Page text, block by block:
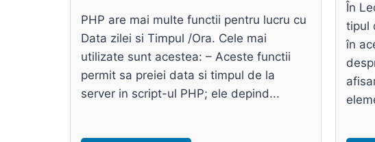
PHP are mai multe functii pentru lucru cu
Data zilei si Timpul /Ora. Cele mai
utilizate sunt acestea: – Aceste functii
permit sa preiei data si timpul de la
server in script-ul PHP; ele depind...
În
tipul
în